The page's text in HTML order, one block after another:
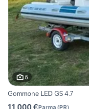
6
Gommone LED GS 4.7
Parma (PR)